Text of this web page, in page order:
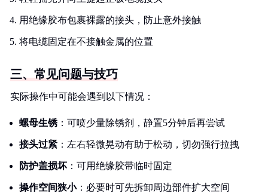
用绝缘胶布包裹裸露的接头，防止意外接触
将电缆固定在不接触金属的位置
三、常见问题与技巧
实际操作中可能会遇到以下情况：
螺母生锈：可喷少量除锈剂，静置5分钟后再尝试
接头过紧 ：左右轻微晃动有助于松动，切勿强行拉拽
防护盖损坏 ：可用绝缘胶带临时固定
操作空间狭小：必要时可先拆卸周边部件扩大空间